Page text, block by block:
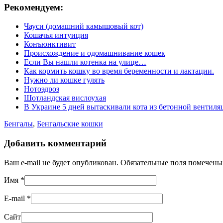
Рекомендуем:
Чауси (домашний камышовый кот)
Кошачья интуиция
Конъюнктивит
Происхождение и одомашнивание кошек
Если Вы нашли котенка на улице…
Как кормить кошку во время беременности и лактации.
Нужно ли кошке гулять
Нотоэдроз
Шотландская вислоухая
В Украине 5 дней вытаскивали кота из бетонной
Бенгалы, Бенгальские кошки
Добавить комментарий
Ваш e-mail не будет опубликован. Обязательные поля помечены
Имя *
E-mail *
Сайт